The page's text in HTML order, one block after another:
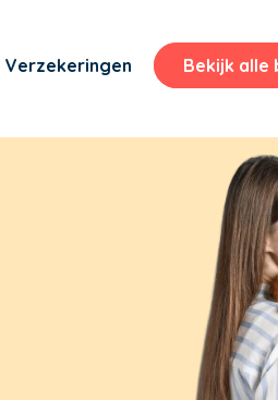
Verzekeringen Bekijk alle